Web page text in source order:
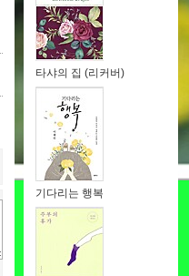
타샤의 집 (리커버)
기다리는 행복